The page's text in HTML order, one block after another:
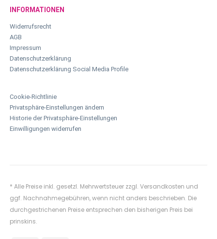
INFORMATIONEN
Widerrufsrecht
AGB
Impressum
Datenschutzerklärung
Datenschutzerklärung Social Media Profile
Cookie-Richtlinie
Privatsphäre-Einstellungen ändern
Historie der Privatsphäre-Einstellungen
Einwilligungen widerrufen
* Alle Preise inkl. gesetzl. Mehrwertsteuer zzgl. Versandkosten und
ggf. Nachnahmegebühren, wenn nicht anders beschrieben. Die
durchgestrichenen Preise entsprechen den bisherigen Preis bei
prinskins.